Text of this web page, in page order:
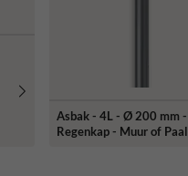
Asbak - 4L - Ø 200 mm -
Regenkap - Muur of Paal